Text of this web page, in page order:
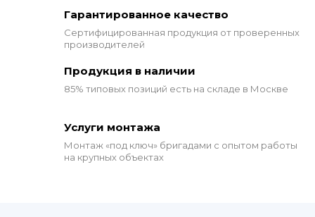
Гарантированное качество
Сертифицированная продукция от проверенных
производителей
Продукция в наличии
85% типовых позиций есть на складе в Москве
Услуги монтажа
Монтаж «под ключ» бригадами с опытом работы
на крупных объектах